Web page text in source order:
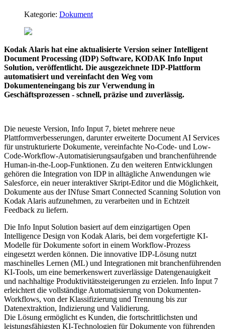
Kategorie: Dokument
Kodak Alaris hat eine aktualisierte Version seiner Intelligent
Document Processing (IDP) Software, KODAK Info Input
Solution, veröffentlicht. Die ausgezeichnete IDP-Plattform
automatisiert und vereinfacht den Weg vom
Dokumenteneingang bis zur Verwendung in
Geschäftsprozessen - schnell, präzise und zuverlässig.
Die neueste Version, Info Input 7, bietet mehrere neue
Plattformverbesserungen, darunter erweiterte Document AI Services
für unstrukturierte Dokumente, vereinfachte No-Code- und Low-
Code-Workflow-Automatisierungsaufgaben und branchenführende
Human-in-the-Loop-Funktionen. Zu den weiteren Entwicklungen
gehören die Integration von IDP in alltägliche Anwendungen wie
Salesforce, ein neuer interaktiver Skript-Editor und die Möglichkeit,
Dokumente aus der INfuse Smart Connected Scanning Solution von
Kodak Alaris aufzunehmen, zu verarbeiten und in Echtzeit
Feedback zu liefern.
Die Info Input Solution basiert auf dem einzigartigen Open
Intelligence Design von Kodak Alaris, bei dem vorgefertigte KI-
Modelle für Dokumente sofort in einem Workflow-Prozess
eingesetzt werden können. Die innovative IDP-Lösung nutzt
maschinelles Lernen (ML) und Integrationen mit branchenführenden
KI-Tools, um eine bemerkenswert zuverlässige Datengenauigkeit
und nachhaltige Produktivitätssteigerungen zu erzielen. Info Input 7
erleichtert die vollständige Automatisierung von Dokumenten-
Workflows, von der Klassifizierung und Trennung bis zur
Datenextraktion, Indizierung und Validierung.
Die Lösung ermöglicht es Kunden, die fortschrittlichsten und
leistungsfähigsten KI-Technologien für Dokumente von führenden